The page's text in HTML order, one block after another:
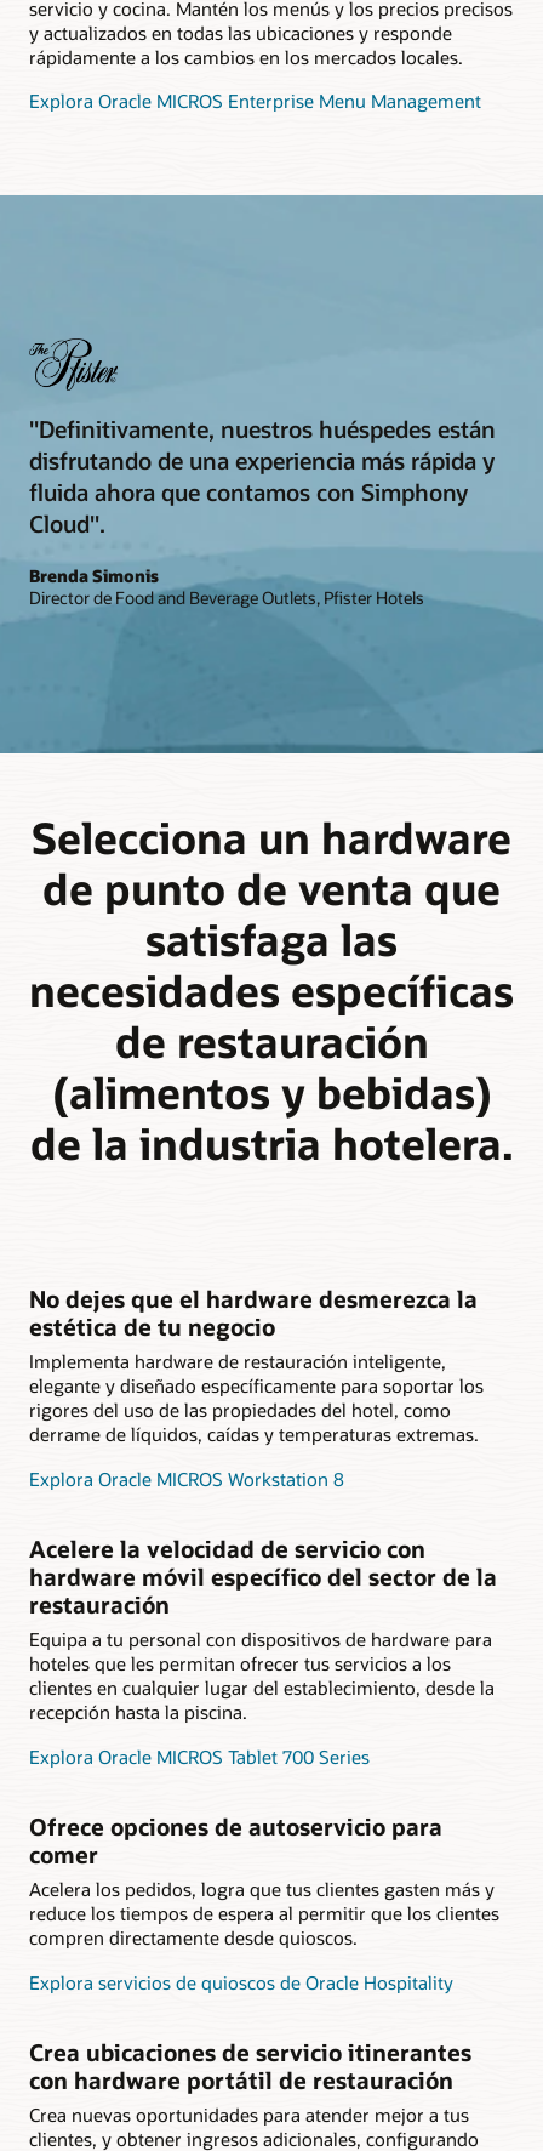
servicio y cocina. Mantén los menús y los precios precisos
y actualizados en todas las ubicaciones y responde
rápidamente a los cambios en los mercados locales.
Explora Oracle MICROS Enterprise Menu Management
"Definitivamente, nuestros huéspedes están
disfrutando de una experiencia más rápida y
fluida ahora que contamos con Simphony
Cloud".
Brenda Simonis
Director de Food and Beverage Outlets, Pfister Hotels
Selecciona un hardware
de punto de venta que
satisfaga las
necesidades específicas
de restauración
(alimentos y bebidas)
de la industria hotelera.
No dejes que el hardware desmerezca la
estética de tu negocio
Implementa hardware de restauración inteligente,
elegante y diseñado específicamente para soportar los
rigores del uso de las propiedades del hotel, como
derrame de líquidos, caídas y temperaturas extremas.
Explora Oracle MICROS Workstation 8
Acelere la velocidad de servicio con
hardware móvil específico del sector de la
restauración
Equipa a tu personal con dispositivos de hardware para
hoteles que les permitan ofrecer tus servicios a los
clientes en cualquier lugar del establecimiento, desde la
recepción hasta la piscina.
Explora Oracle MICROS Tablet 700 Series
Ofrece opciones de autoservicio para
comer
Acelera los pedidos, logra que tus clientes gasten más y
reduce los tiempos de espera al permitir que los clientes
compren directamente desde quioscos.
Explora servicios de quioscos de Oracle Hospitality
Crea ubicaciones de servicio itinerantes
con hardware portátil de restauración
Crea nuevas oportunidades para atender mejor a tus
clientes, y obtener ingresos adicionales, configurando